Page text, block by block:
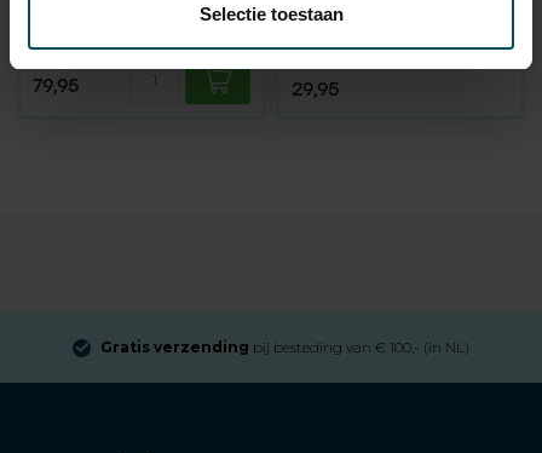
Selectie toestaan
79,95 29,95
Gratis verzending bij besteding van € 100,- (in NL)